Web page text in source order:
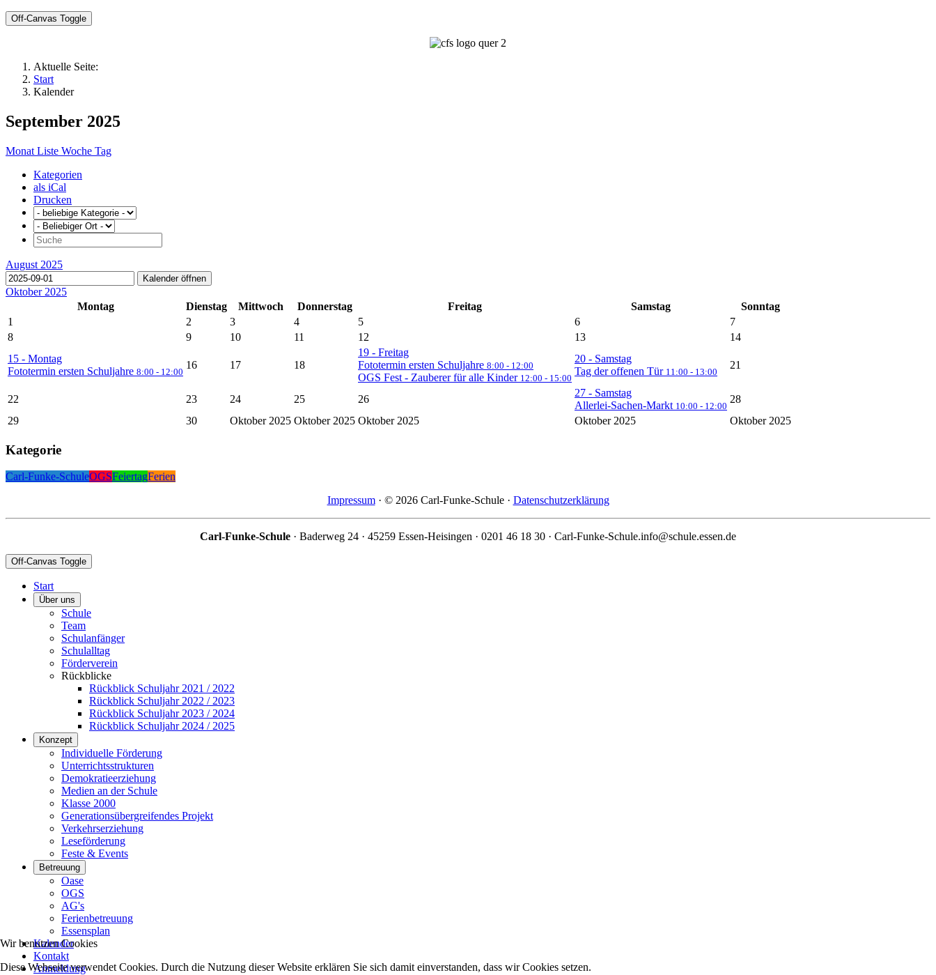
Off-Canvas Toggle
Aktuelle Seite:
Start
Kalender
September 2025
Monat Liste Woche Tag
Kategorien
als iCal
Drucken
August 2025
Kalender öffnen
Oktober 2025
Montag
Dienstag Mittwoch Donnerstag Freitag Samstag
Sonntag
1
2 3 4 5 6
7
8
9 10 11 12 13
14
15 - Montag
Fototermin ersten Schuljahre 8:00 - 12:00
16 17 18
19 - Freitag
Fototermin ersten Schuljahre 8:00 - 12:00
OGS Fest - Zauberer für alle Kinder 12:00 - 15:00
20 - Samstag
Tag der offenen Tür 11:00 - 13:00
21
22 23 24 25 26
27 - Samstag
Allerlei-Sachen-Markt 10:00 - 12:00
28
29
30 Oktober 2025 Oktober 2025 Oktober 2025 Oktober 2025 Oktober 2025
Kategorie
Carl-Funke-SchuleOGSFeiertagFerien
Impressum· © 2026 Carl-Funke-Schule · Datenschutzerklärung
Carl-Funke-Schule · Baderweg 24 · 45259 Essen-Heisingen · 0201 46 18 30 · Carl-Funke-Schule.info@schule.essen.de
Off-Canvas Toggle
Start
Über uns
Schule
Team
Schulanfänger
Schulalltag
Förderverein
Rückblicke
Rückblick Schuljahr 2021 / 2022
Rückblick Schuljahr 2022 / 2023
Rückblick Schuljahr 2023 / 2024
Rückblick Schuljahr 2024 / 2025
Konzept
Individuelle Förderung
Unterrichtsstrukturen
Demokratieerziehung
Medien an der Schule
Klasse 2000
Generationsübergreifendes Projekt
Verkehrserziehung
Leseförderung
Feste & Events
Betreuung
Oase
OGS
AG's
Ferienbetreuung
Essensplan
Kalender
Kontakt
Anmeldung
Wir benutzen Cookies
Diese Webseite verwendet Cookies. Durch die Nutzung dieser Website erklären Sie sich damit einverstanden, dass wir Cookies setzen.